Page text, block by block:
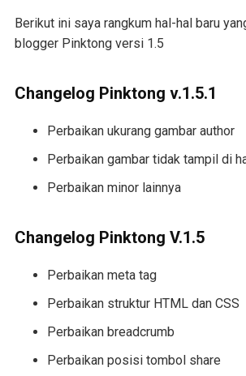
Berikut ini saya rangkum hal-hal baru
blogger Pinktong versi 1.5
Changelog Pinktong v.1.5.1
Perbaikan ukurang gambar author
Perbaikan gambar tidak tampil di
Perbaikan minor lainnya
Changelog Pinktong V.1.5
Perbaikan meta tag
Perbaikan struktur HTML dan CSS
Perbaikan breadcrumb
Perbaikan posisi tombol share